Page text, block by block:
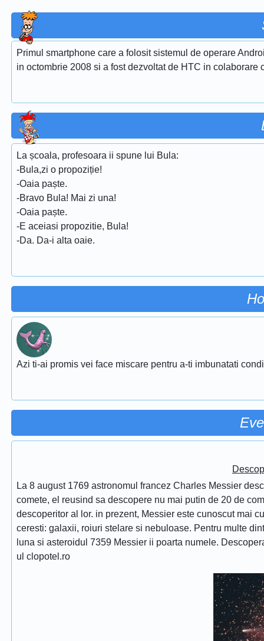
Primul smartphone care a folosit sistemul de operare
in octombrie 2008 si a fost dezvoltat de HTC in colaborare
La școala, profesoara ii spune lui Bula:
-Bula,zi o propoziție!
-Oaia paște.
-Bravo Bula! Mai zi una!
-Oaia paște.
-E aceiasi propozitie, Bula!
-Da. Da-i alta oaie.
Azi ti-ai promis vei face miscare pentru a-ti imbunatati
La 8 august 1769 astronomul francez Charles Messier
comete, el reusind sa descopere nu mai putin de 20 de
descoperitor al lor. in prezent, Messier este cunoscut mai
ceresti: galaxii, roiuri stelare si nebuloase. Pentru multe
luna si asteroidul 7359 Messier ii poarta numele.
ul clopotel.ro